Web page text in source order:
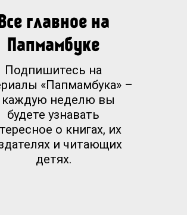
главное на
Папмамбуке
Подпишитесь на
«Папмамбука» –
каждую неделю вы
будете узнавать
о книгах, их
и читающих
детях.